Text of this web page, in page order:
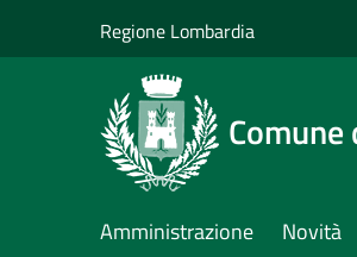
Regione Lombardia
Comune
Amministrazione Novità